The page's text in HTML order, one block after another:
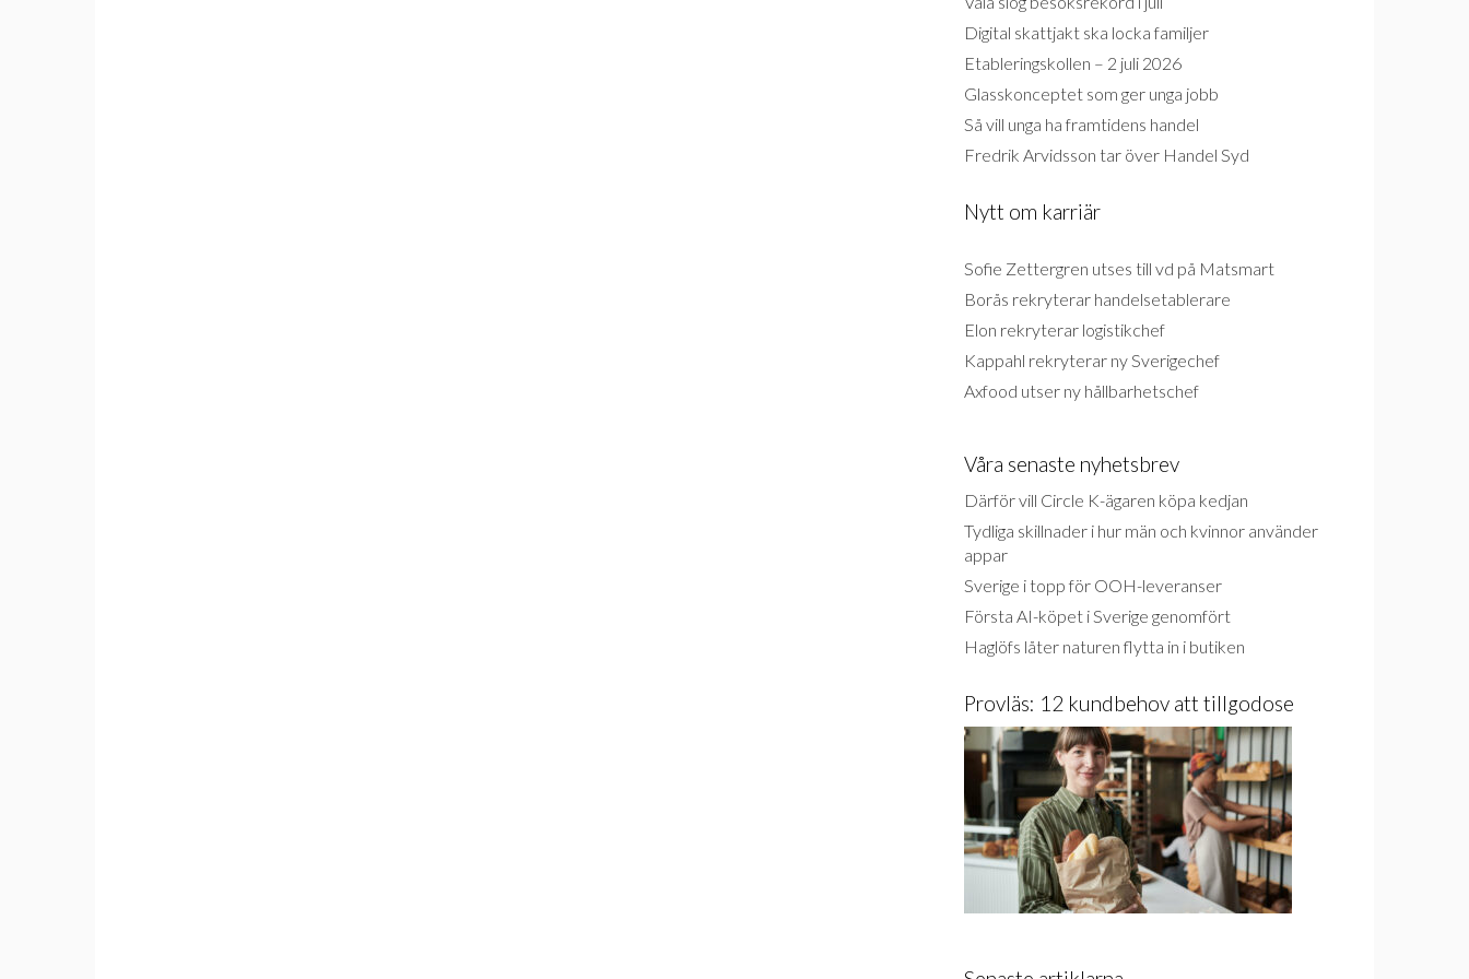
Digital skattjakt ska locka familjer
Etableringskollen – 2 juli 2026
Glasskonceptet som ger unga jobb
Så vill unga ha framtidens handel
Fredrik Arvidsson tar över Handel Syd
Nytt om karriär
Sofie Zettergren utses till vd på Matsmart
Borås rekryterar handelsetablerare
Elon rekryterar logistikchef
Kappahl rekryterar ny Sverigechef
Axfood utser ny hållbarhetschef
Våra senaste nyhetsbrev
Därför vill Circle K-ägaren köpa kedjan
Tydliga skillnader i hur män och kvinnor använder
appar
Sverige i topp för OOH-leveranser
Första AI-köpet i Sverige genomfört
Haglöfs låter naturen flytta in i butiken
Provläs: 12 kundbehov att tillgodose